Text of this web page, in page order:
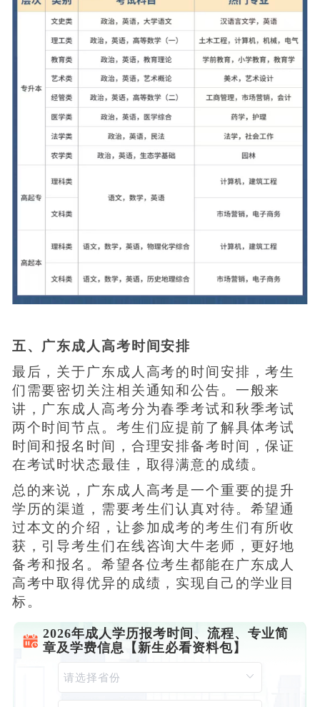
五、广东成人高考时间安排
最后，关于广东成人高考的时间安排，考生
们需要密切关注相关通知和公告。一般来
讲，广东成人高考分为春季考试和秋季考试
两个时间节点。考生们应提前了解具体考试
时间和报名时间，合理安排备考时间，保证
在考试时状态最佳，取得满意的成绩。
总的来说，广东成人高考是一个重要的提升
学历的渠道，需要考生们认真对待。希望通
过本文的介绍，让参加成考的考生们有所收
获，引导考生们在线咨询大牛老师，更好地
备考和报名。希望各位考生都能在广东成人
高考中取得优异的成绩，实现自己的学业目
标。
2026年成人学历报考时间、流程、专业简
章及学费信息【新生必看资料包】